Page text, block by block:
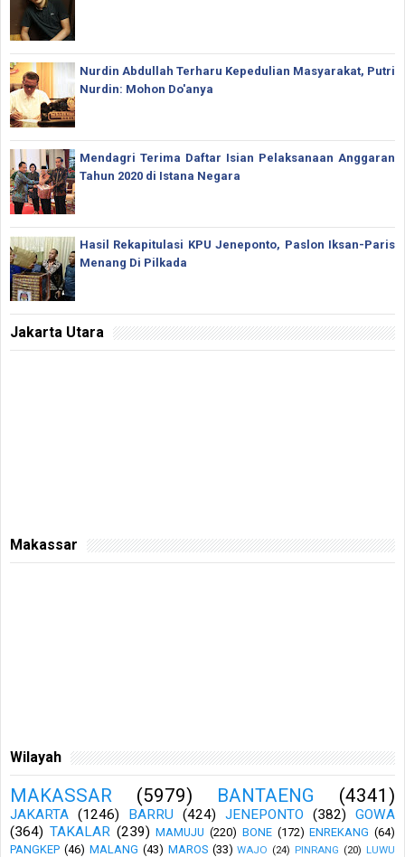
Nurdin Abdullah Terharu Kepedulian Masyarakat, Putri
Nurdin: Mohon Do'anya
Mendagri Terima Daftar Isian Pelaksanaan Anggaran
Tahun 2020 di Istana Negara
Hasil Rekapitulasi KPU Jeneponto, Paslon Iksan-Paris
Menang Di Pilkada
Jakarta Utara
Makassar
Wilayah
MAKASSAR (5979) BANTAENG (4341)
JAKARTA (1246) BARRU (424) JENEPONTO (382)
GOWA
(364) TAKALAR (239) MAMUJU (220) BONE (172) ENREKANG (64)
PANGKEP (46) MALANG (43) MAROS (33) WAJO (24) PINRANG (20) LUWU